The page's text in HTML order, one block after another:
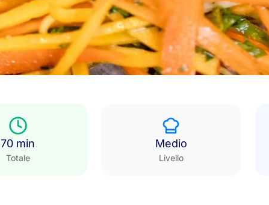
70 min
Totale
Medio
Livello